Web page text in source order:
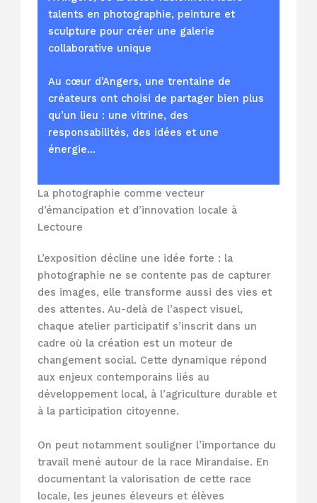
talents en photographie, peinture et
sculpture pour créer une galerie
collaborative unique
Au cœur d’Angers, une trentaine de
créateurs ont choisi de partager bien plus
qu’un lieu : une vitrine, des
responsabilités, des idées et une
énergie…
La photographie comme vecteur
d’émancipation et d’innovation locale à
Lectoure
L’exposition décline une idée forte : la
photographie ne se contente pas de capturer
des images, elle transforme aussi des vies et
des attentes. Au-delà de l’aspect visuel,
chaque atelier participatif s’inscrit dans un
cadre où la création est un moteur de
changement social. Cette dynamique répond
aux enjeux contemporains liés au
développement local, à l’agriculture durable et
à la participation citoyenne.
On peut notamment souligner l’importance du
travail mené autour de la race Mirandaise. En
documentant la valorisation de cette race
locale, les jeunes éleveurs et élèves